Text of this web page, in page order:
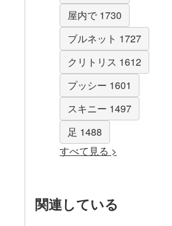
屋内で 1730
ブルネット 1727
クリトリス 1612
プッシー 1601
スキニー 1497
足 1488
すべて見る >
関連している